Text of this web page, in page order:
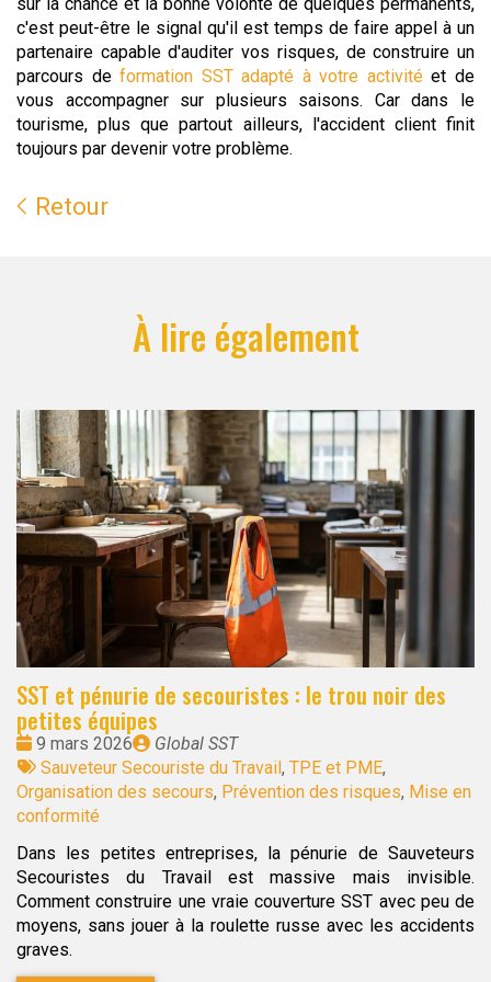
sur la chance et la bonne volonté de quelques permanents,
c'est peut-être le signal qu'il est temps de faire appel à un
partenaire capable d'auditer vos risques, de construire un
parcours deformation SST adapté à votre activitéet de
vous accompagner sur plusieurs saisons. Car dans le
tourisme, plus que partout ailleurs, l'accident client finit
toujours par devenir votre problème.
Retour
À lire également
SST et pénurie de secouristes : le trou noir des
petites équipes
Date
:
9 mars 2026
Publié
par
Global SST
Tags
:
Sauveteur Secouriste du Travail, TPE et PME,
Organisation des secours, Prévention des risques, Mise en
conformité
Dans les petites entreprises, la pénurie de Sauveteurs
Secouristes du Travail est massive mais invisible.
Comment construire une vraie couverture SST avec peu de
moyens, sans jouer à la roulette russe avec les accidents
graves.